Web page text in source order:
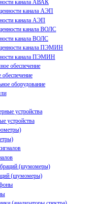
канала АВАК
канала АЭП
канала ВОЛС
канала ПЭМИН
оборудование
устройства
(шумомеры)